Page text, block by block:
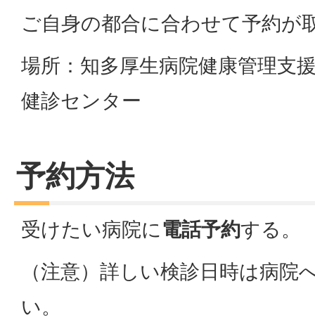
ご自身の都合に合わせて予約が
場所：知多厚生病院健康管理支
健診センター
予約方法
受けたい病院に電話予約する。
（注意）詳しい検診日時は病院
い。